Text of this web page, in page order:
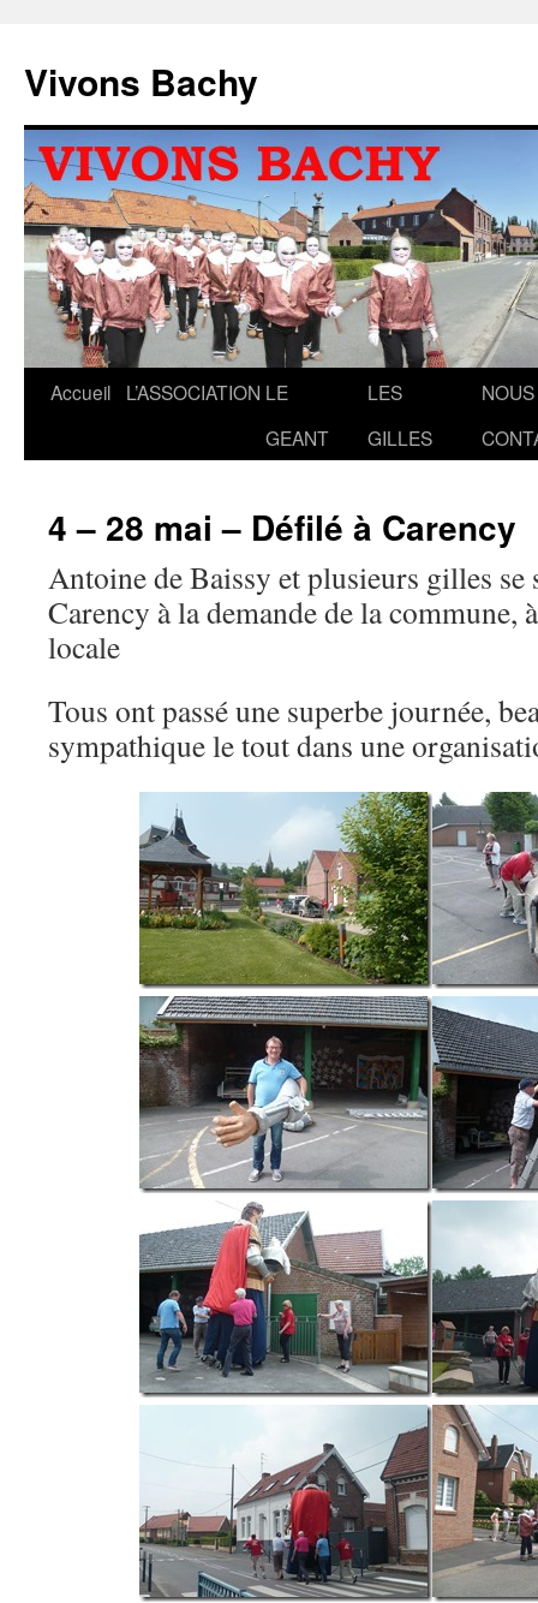
contenu
Vivons Bachy
Accueil L’ASSOCIATION LE
GEANT
LES
GILLES
NOUS
4 – 28 mai – Défilé à Carency
Antoine de Baissy et plusieurs gilles se
Carency à la demande de la commune,
locale
Tous ont passé une superbe journée,
sympathique le tout dans une